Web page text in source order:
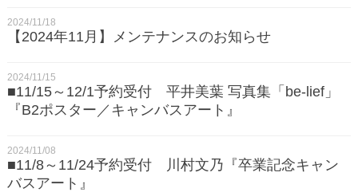
2024/11/18
【2024年11月】メンテナンスのお知らせ
2024/11/15
■11/15～12/1予約受付 平井美葉 写真集「be-lief」
『B2ポスター／キャンバスアート』
2024/11/08
■11/8～11/24予約受付 川村文乃『卒業記念キャン
バスアート』